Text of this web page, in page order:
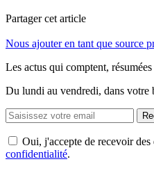
Partager cet article
Nous ajouter en tant que source
Les actus qui comptent, résumées
Du lundi au vendredi, dans votre
Oui, j'accepte de recevoir
confidentialité.